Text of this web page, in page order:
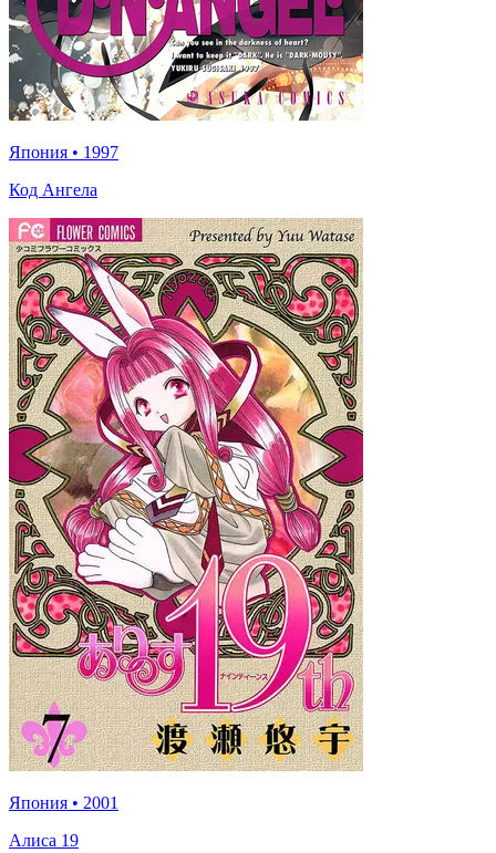
Япония • 1997
Код Ангела
Япония • 2001
Алиса 19